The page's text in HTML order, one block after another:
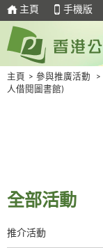
主頁 手機版
主頁 > 參與推廣活動 >
人借閱圖書館)
全部活動
推介活動